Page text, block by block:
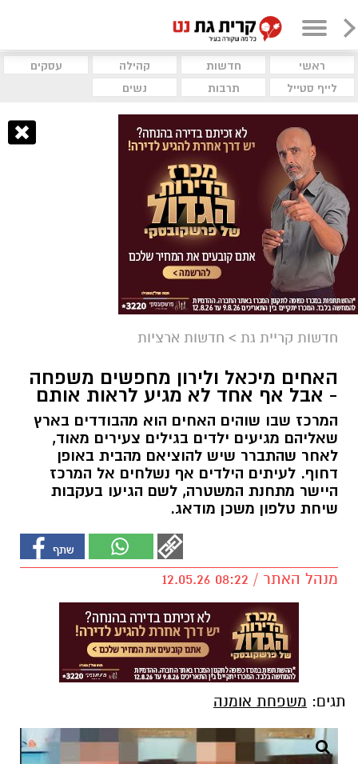
ראשי חדשות קהילה
עסקים
לייף סטייל
תרבות נשים
חדשות קריית גת > חדשות ארציות
האחים מיכאל ולירון מחפשים משפחה
- אבל אף אחד לא מגיע לראות אותם
המרכז שבו שוהים האחים הוא מהבודדים בארץ
שאליהם מגיעים ילדים בגילים צעירים מאוד,
לאחר שהתברר שיש להוציאם מהבית באופן
דחוף. לעיתים הילדים אף נשלחים אל המרכז
היישר מתחנת המשטרה, לשם הגיעו בעקבות
שיחת טלפון משכן מודאג.
מנהל האתר / 08:22 12.05.26
תגים: משפחת אומנה